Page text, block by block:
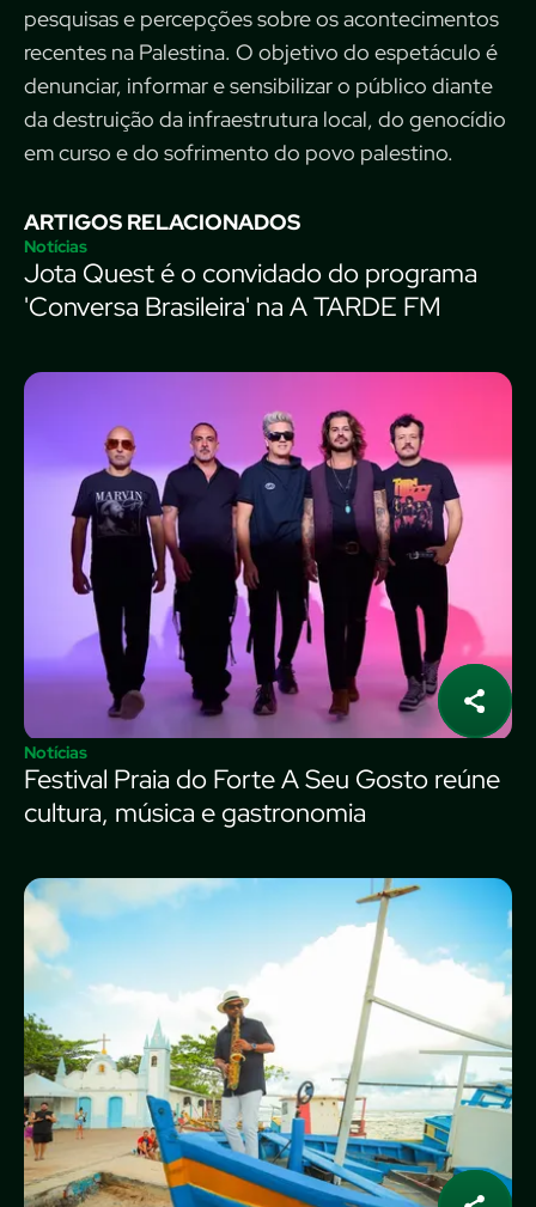
pesquisas e percepções sobre os acontecimentos
recentes na Palestina. O objetivo do espetáculo é
denunciar, informar e sensibilizar o público diante
da destruição da infraestrutura local, do genocídio
em curso e do sofrimento do povo palestino.
ARTIGOS RELACIONADOS
Notícias
Jota Quest é o convidado do programa
'Conversa Brasileira' na A TARDE FM
Notícias
Festival Praia do Forte A Seu Gosto reúne
cultura, música e gastronomia